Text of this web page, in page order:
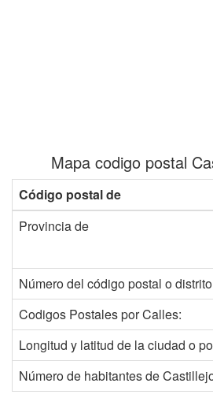
Mapa codigo postal
Código postal de
Provincia de
Número del código postal o
Codigos Postales por Calles:
Longitud y latitud de la ciudad o
Número de habitantes de